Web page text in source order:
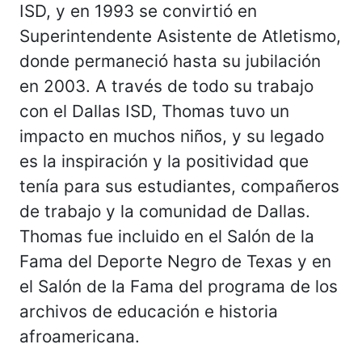
ISD, y en 1993 se convirtió en
Superintendente Asistente de Atletismo,
donde permaneció hasta su jubilación
en 2003. A través de todo su trabajo
con el Dallas ISD, Thomas tuvo un
impacto en muchos niños, y su legado
es la inspiración y la positividad que
tenía para sus estudiantes, compañeros
de trabajo y la comunidad de Dallas.
Thomas fue incluido en el Salón de la
Fama del Deporte Negro de Texas y en
el Salón de la Fama del programa de los
archivos de educación e historia
afroamericana.